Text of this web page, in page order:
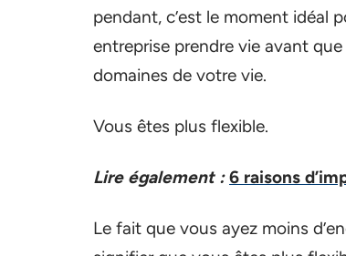
pendant, c’est le moment idéal
entreprise prendre vie avant
domaines de votre vie.
Vous êtes plus flexible.
Lire également : 6 raisons
Le fait que vous ayez moins